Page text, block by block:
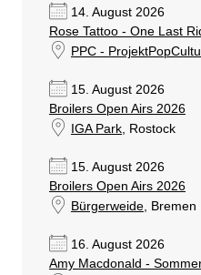
14. August 2026
Rose Tattoo - One Last
PPC -
15. August 2026
Broilers Open Airs 2026
IGA Park, Rostock
15. August 2026
Broilers Open Airs 2026
Bürgerweide, Bremen
16. August 2026
Amy Macdonald -